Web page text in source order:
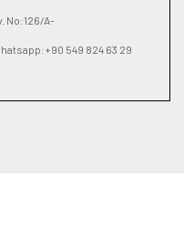
No:126/A-
549 824 63 29